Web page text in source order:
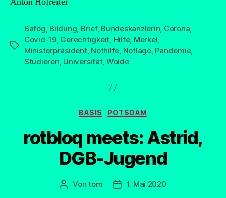
Schlagwörter
Bafög Bildung Brief, Bundeskanzlerin Corona
Covid-19, Gerechtigkeit Hilfe, Merkel
Ministerpräsident, Nothilfe Notlage, Pandemie,
Studieren Universität, Woide
Kategorien
BASIS POTSDAM
rotbloq meets: Astrid,
DGB-Jugend
Beitragsautor
Vontom Beitragsdatum
1. Mai 2020